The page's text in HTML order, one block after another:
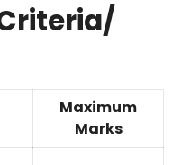
Maximum
Marks